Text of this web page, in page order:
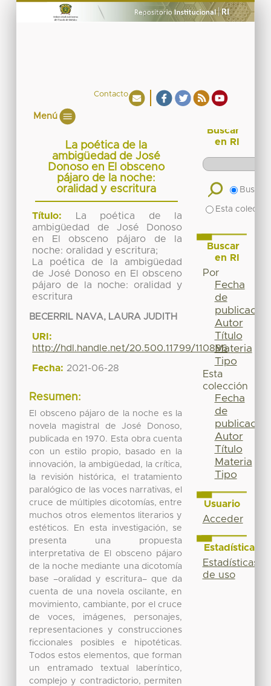
Contacto
Menú
La poética de la
ambigüedad de José
Donoso en El obsceno
pájaro de la noche:
oralidad y escritura
Título:
La poética de la
ambigüedad de José Donoso
en El obsceno pájaro de la
noche: oralidad y escritura;
La poética de la ambigüedad
de José Donoso en El obsceno
pájaro de la noche: oralidad y
escritura
BECERRIL NAVA, LAURA JUDITH
URI:
http://hdl.handle.net/20.500.11799/110886
Fecha: 2021-06-28
Resumen:
El obsceno pájaro de la noche es la
novela magistral de José Donoso,
publicada en 1970. Esta obra cuenta
con un estilo propio, basado en la
innovación, la ambigüedad, la crítica,
la revisión histórica, el tratamiento
paralógico de las voces narrativas, el
cruce de múltiples dicotomías, entre
muchos otros elementos literarios y
estéticos. En esta investigación, se
presenta una propuesta
interpretativa de El obsceno pájaro
de la noche mediante una dicotomía
base –oralidad y escritura– que da
cuenta de una novela oscilante, en
movimiento, cambiante, por el cruce
de voces, imágenes, personajes,
representaciones y construcciones
ficcionales posibles e hipotéticas.
Todos estos elementos, que forman
un entramado textual laberíntico,
complejo y contradictorio, permiten
Buscar
en RI
Buscar
Esta
Buscar
en RI
Por
Fecha
de
publicación
Autor
Título
Materia
Tipo
Esta
colección
Fecha
de
publicación
Autor
Título
Materia
Tipo
Usuario
Acceder
Estadísticas
Estadísticas
de uso